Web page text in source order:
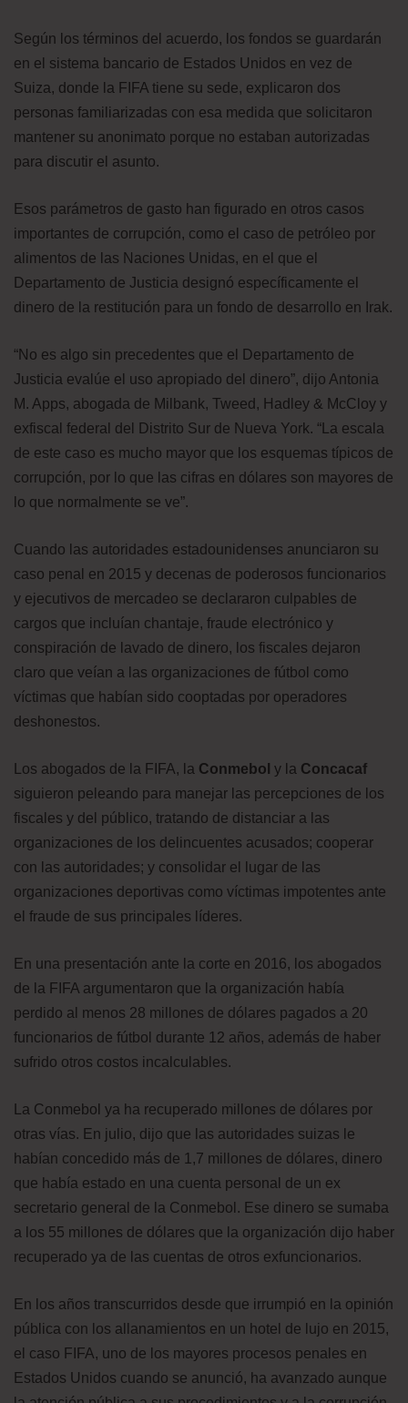
Según los términos del acuerdo, los fondos se guardarán
en el sistema bancario de Estados Unidos en vez de
Suiza, donde la FIFA tiene su sede, explicaron dos
personas familiarizadas con esa medida que solicitaron
mantener su anonimato porque no estaban autorizadas
para discutir el asunto.
Esos parámetros de gasto han figurado en otros casos
importantes de corrupción, como el caso de petróleo por
alimentos de las Naciones Unidas, en el que el
Departamento de Justicia designó específicamente el
dinero de la restitución para un fondo de desarrollo en Irak.
“No es algo sin precedentes que el Departamento de
Justicia evalúe el uso apropiado del dinero”, dijo Antonia
M. Apps, abogada de Milbank, Tweed, Hadley & McCloy y
exfiscal federal del Distrito Sur de Nueva York. “La escala
de este caso es mucho mayor que los esquemas típicos de
corrupción, por lo que las cifras en dólares son mayores de
lo que normalmente se ve”.
Cuando las autoridades estadounidenses anunciaron su
caso penal en 2015 y decenas de poderosos funcionarios
y ejecutivos de mercadeo se declararon culpables de
cargos que incluían chantaje, fraude electrónico y
conspiración de lavado de dinero, los fiscales dejaron
claro que veían a las organizaciones de fútbol como
víctimas que habían sido cooptadas por operadores
deshonestos.
Los abogados de la FIFA, la Conmebol y la Concacaf
siguieron peleando para manejar las percepciones de los
fiscales y del público, tratando de distanciar a las
organizaciones de los delincuentes acusados; cooperar
con las autoridades; y consolidar el lugar de las
organizaciones deportivas como víctimas impotentes ante
el fraude de sus principales líderes.
En una presentación ante la corte en 2016, los abogados
de la FIFA argumentaron que la organización había
perdido al menos 28 millones de dólares pagados a 20
funcionarios de fútbol durante 12 años, además de haber
sufrido otros costos incalculables.
La Conmebol ya ha recuperado millones de dólares por
otras vías. En julio, dijo que las autoridades suizas le
habían concedido más de 1,7 millones de dólares, dinero
que había estado en una cuenta personal de un ex
secretario general de la Conmebol. Ese dinero se sumaba
a los 55 millones de dólares que la organización dijo haber
recuperado ya de las cuentas de otros exfuncionarios.
En los años transcurridos desde que irrumpió en la opinión
pública con los allanamientos en un hotel de lujo en 2015,
el caso FIFA, uno de los mayores procesos penales en
Estados Unidos cuando se anunció, ha avanzado aunque